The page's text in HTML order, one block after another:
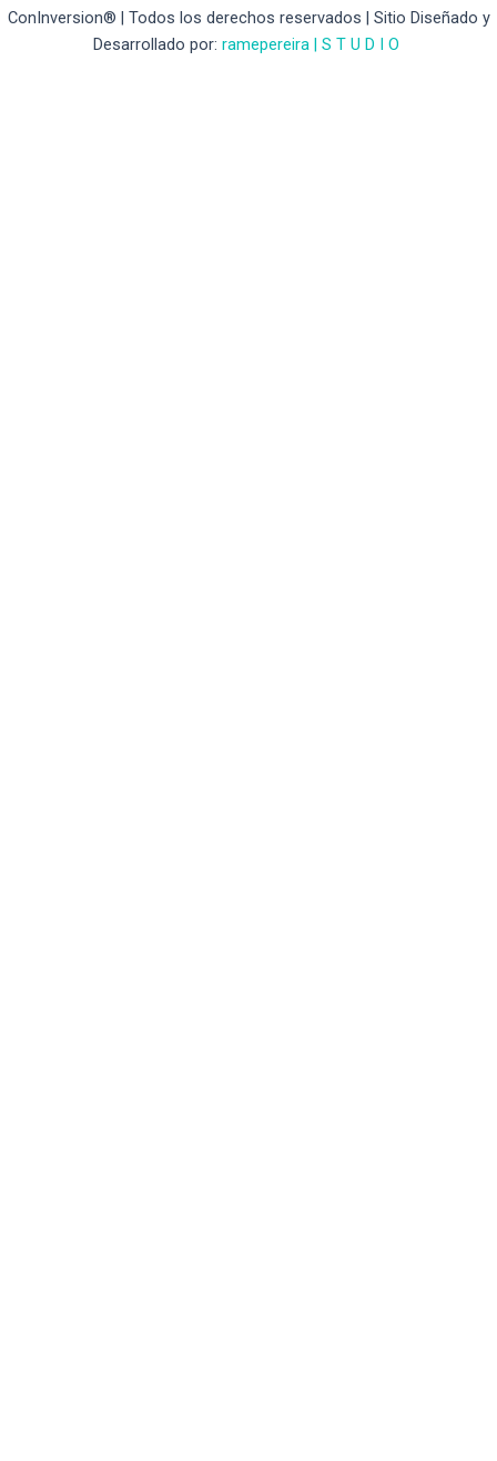
ConInversion® | Todos los derechos reservados | Sitio Diseñado y
Desarrollado por: ramepereira | S T U D I O